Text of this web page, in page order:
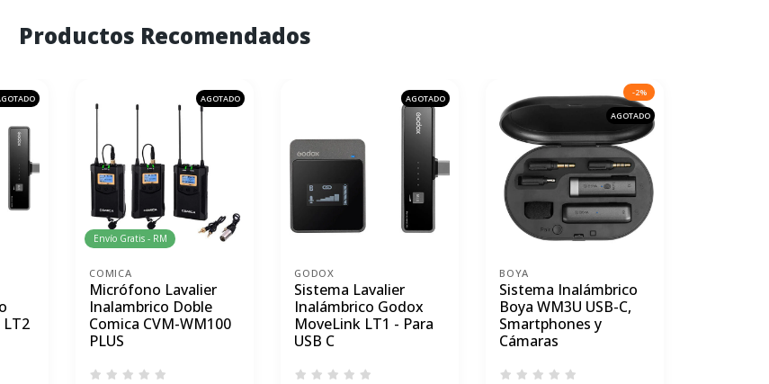
Productos Recomendados
AGOTADO
Envío Gratis - RM
COMICA
Micrófono Lavalier
Inalambrico Doble
Comica CVM-WM100
PLUS
AGOTADO
GODOX
Sistema Lavalier
Inalámbrico Godox
MoveLink LT1 - Para
USB C
-2%
AGOTADO
BOYA
Sistema Inalámbrico
Boya WM3U USB-C,
Smartphones y
Cámaras